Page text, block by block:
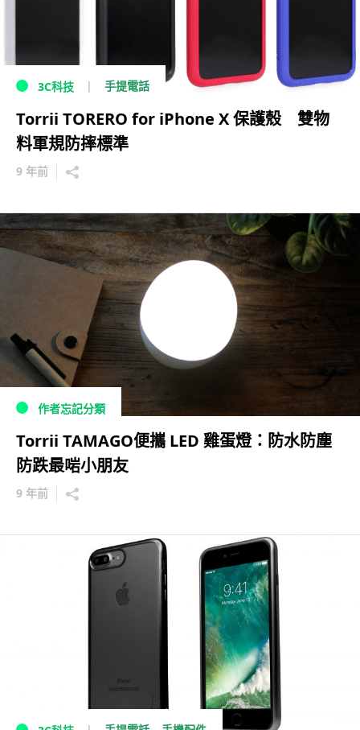
3C科技 手提電話
Torrii TORERO for iPhone X 保護殼 雙物
料軍規防摔標準
9 年前
作者忘記分類
Torrii TAMAGO便攜 LED 雞蛋燈：防水防塵
防跌最啱小朋友
9 年前